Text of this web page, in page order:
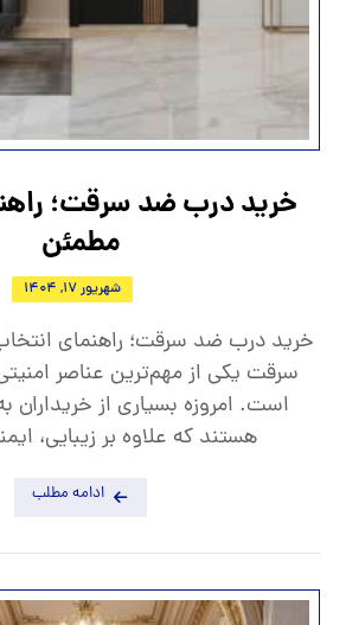
خرید درب ضد سرقت؛
مطمئن
شهریور 17, 1404
خرید درب ضد سرقت؛ راهنمای
سرقت یکی از مهم‌ترین عناصر
است. امروزه بسیاری از خریداران
هستند که علاوه بر زیبایی،
ادامه مطلب